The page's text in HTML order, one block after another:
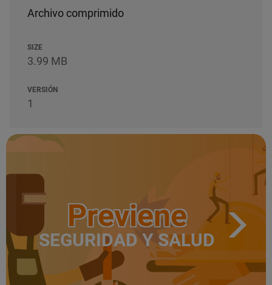
Archivo comprimido
SIZE
3.99 MB
VERSIÓN
1
Previene
SEGURIDAD Y SALUD